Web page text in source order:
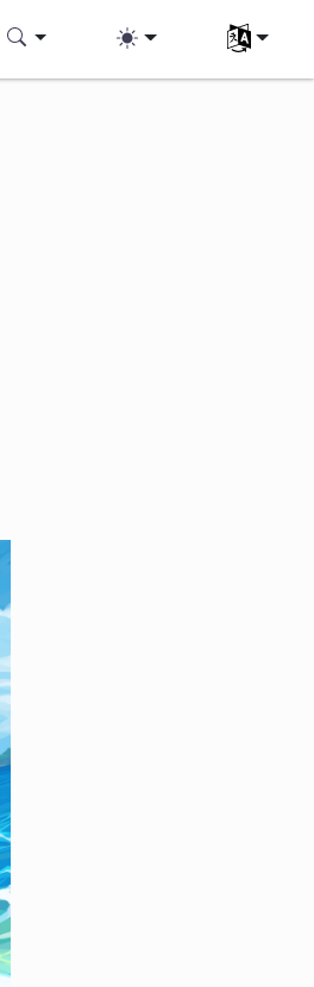
选择您的